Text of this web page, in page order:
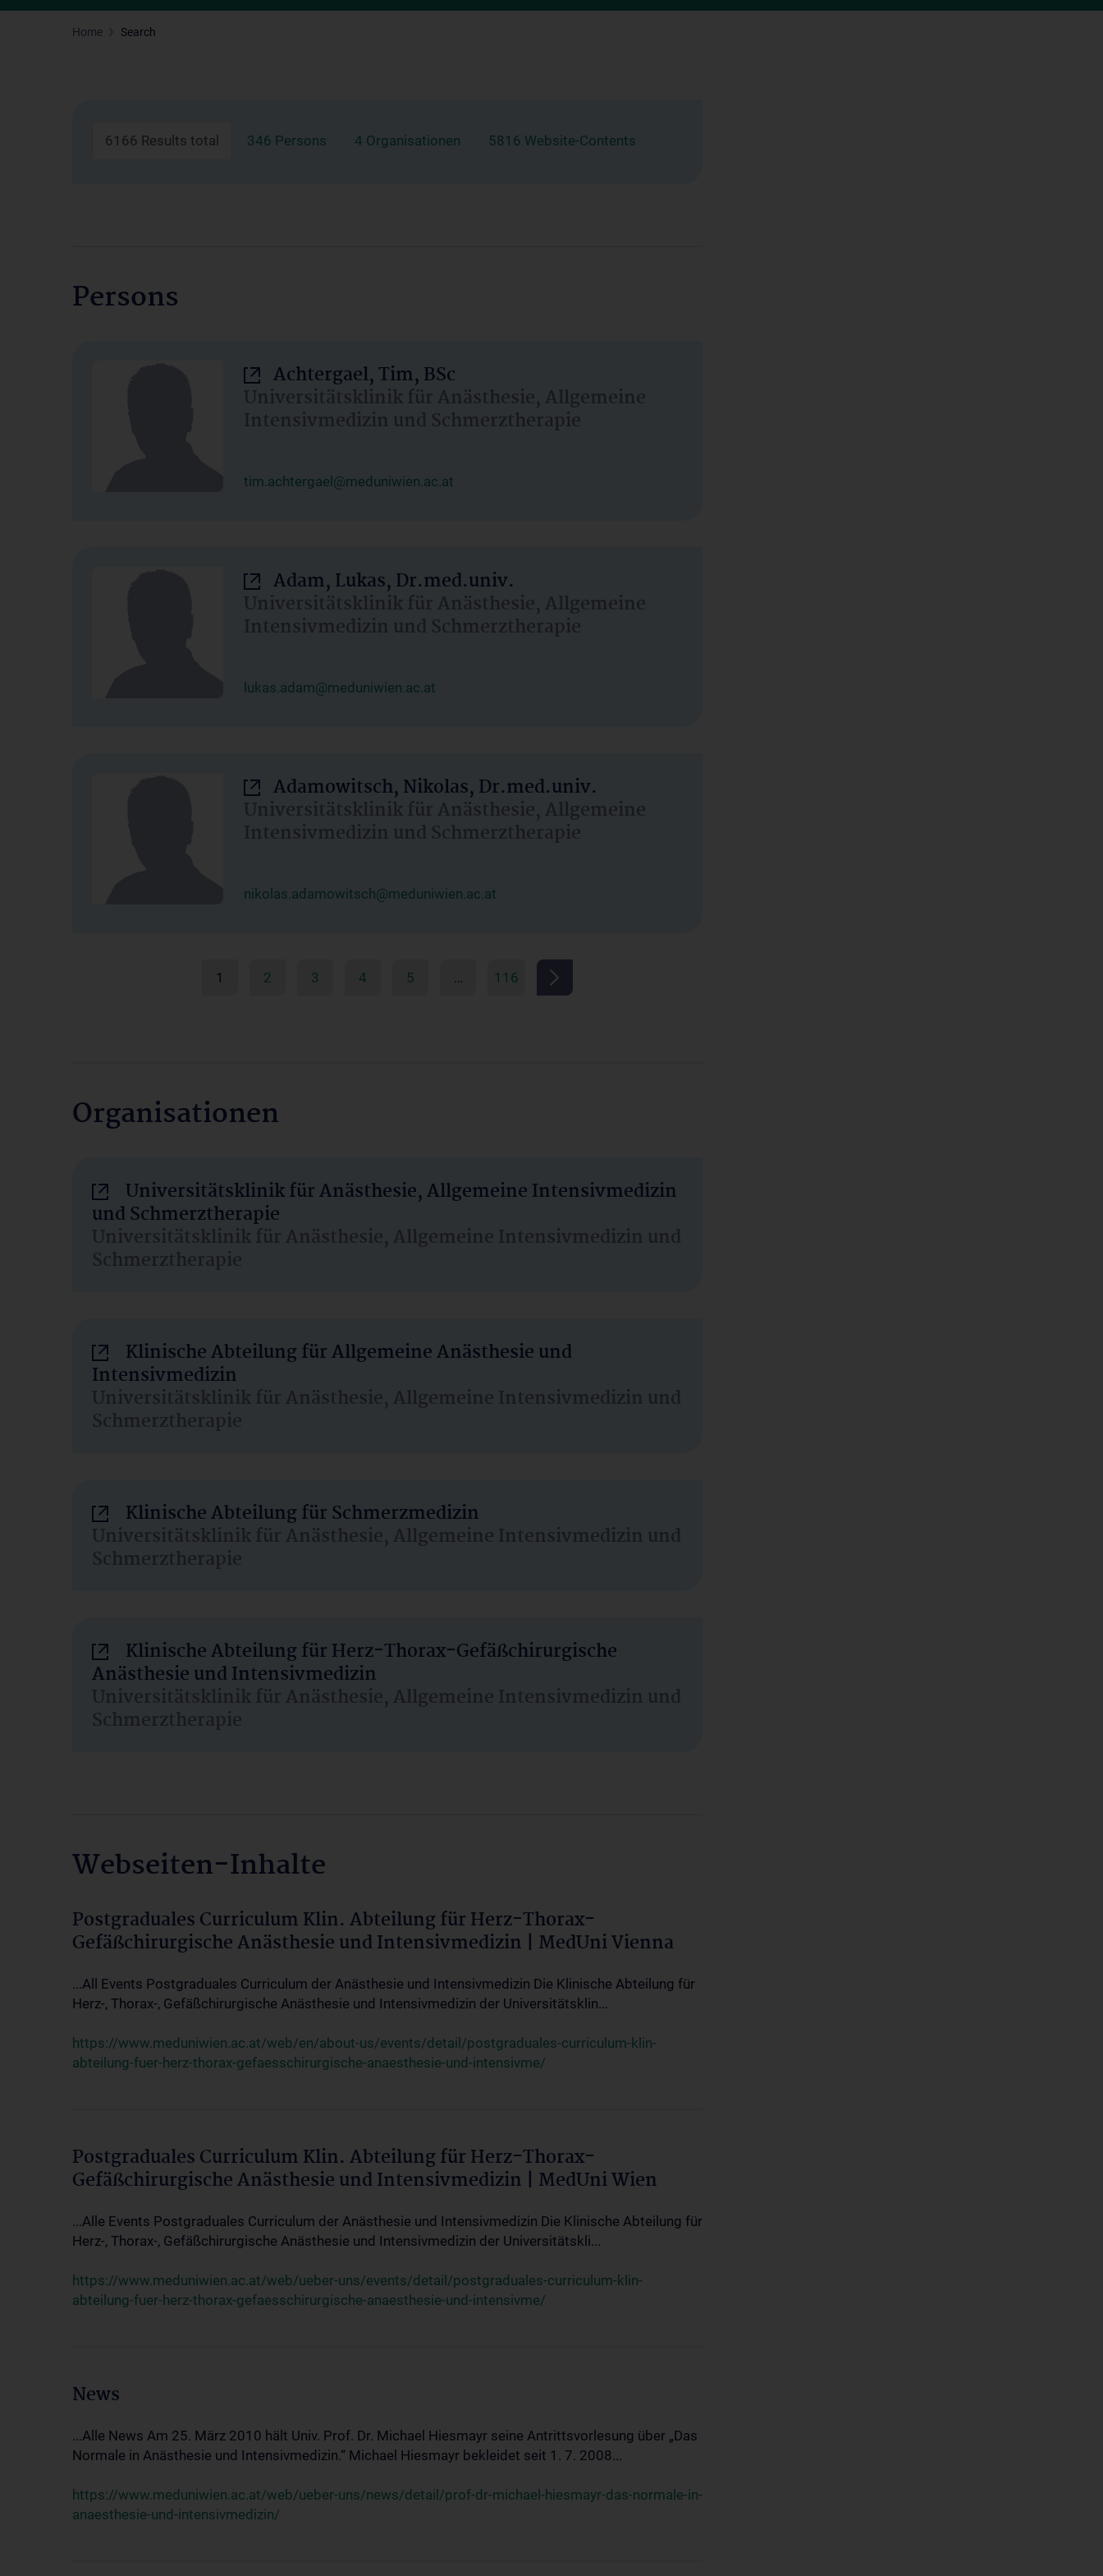
Home Search
6166 Results total 346 Persons 4 Organisationen 5816 Website-Contents
Persons
Achtergael, Tim, BSc
Universitätsklinik für Anästhesie, Allgemeine
Intensivmedizin und Schmerztherapie
tim.achtergael@meduniwien.ac.at
Adam, Lukas, Dr.med.univ.
Universitätsklinik für Anästhesie, Allgemeine
Intensivmedizin und Schmerztherapie
lukas.adam@meduniwien.ac.at
Adamowitsch, Nikolas, Dr.med.univ.
Universitätsklinik für Anästhesie, Allgemeine
Intensivmedizin und Schmerztherapie
nikolas.adamowitsch@meduniwien.ac.at
1 2 3 4 5 … 116
Organisationen
Universitätsklinik für Anästhesie, Allgemeine Intensivmedizin
und Schmerztherapie
Universitätsklinik für Anästhesie, Allgemeine Intensivmedizin und
Schmerztherapie
Klinische Abteilung für Allgemeine Anästhesie und
Intensivmedizin
Universitätsklinik für Anästhesie, Allgemeine Intensivmedizin und
Schmerztherapie
Klinische Abteilung für Schmerzmedizin
Universitätsklinik für Anästhesie, Allgemeine Intensivmedizin und
Schmerztherapie
Klinische Abteilung für Herz-Thorax-Gefäßchirurgische
Anästhesie und Intensivmedizin
Universitätsklinik für Anästhesie, Allgemeine Intensivmedizin und
Schmerztherapie
Webseiten-Inhalte
Postgraduales Curriculum Klin. Abteilung für Herz-Thorax-
Gefäßchirurgische Anästhesie und Intensivmedizin | MedUni Vienna
...All Events Postgraduales Curriculum der Anästhesie und Intensivmedizin Die Klinische Abteilung für
Herz-, Thorax-, Gefäßchirurgische Anästhesie und Intensivmedizin der Universitätsklin...
https://www.meduniwien.ac.at/web/en/about-us/events/detail/postgraduales-curriculum-klin-
abteilung-fuer-herz-thorax-gefaesschirurgische-anaesthesie-und-intensivme/
Postgraduales Curriculum Klin. Abteilung für Herz-Thorax-
Gefäßchirurgische Anästhesie und Intensivmedizin | MedUni Wien
...Alle Events Postgraduales Curriculum der Anästhesie und Intensivmedizin Die Klinische Abteilung für
Herz-, Thorax-, Gefäßchirurgische Anästhesie und Intensivmedizin der Universitätskli...
https://www.meduniwien.ac.at/web/ueber-uns/events/detail/postgraduales-curriculum-klin-
abteilung-fuer-herz-thorax-gefaesschirurgische-anaesthesie-und-intensivme/
News
...Alle News Am 25. März 2010 hält Univ. Prof. Dr. Michael Hiesmayr seine Antrittsvorlesung über „Das
Normale in Anästhesie und Intensivmedizin.“ Michael Hiesmayr bekleidet seit 1. 7. 2008...
https://www.meduniwien.ac.at/web/ueber-uns/news/detail/prof-dr-michael-hiesmayr-das-normale-in-
anaesthesie-und-intensivmedizin/